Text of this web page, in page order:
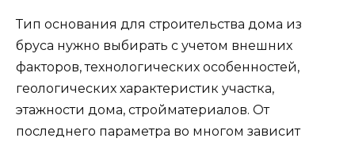
Тип основания для строительства дома из
бруса нужно выбирать с учетом внешних
факторов, технологических особенностей,
геологических характеристик участка,
этажности дома, стройматериалов. От
последнего параметра во многом зависит